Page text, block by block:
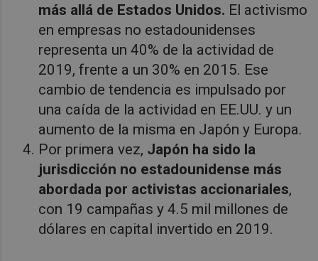
más allá de Estados Unidos. El activismo
en empresas no estadounidenses
representa un 40% de la actividad de
2019, frente a un 30% en 2015. Ese
cambio de tendencia es impulsado por
una caída de la actividad en EE.UU. y un
aumento de la misma en Japón y Europa.
Por primera vez, Japón ha sido la
jurisdicción no estadounidense más
abordada por activistas accionariales,
con 19 campañas y 4.5 mil millones de
dólares en capital invertido en 2019.